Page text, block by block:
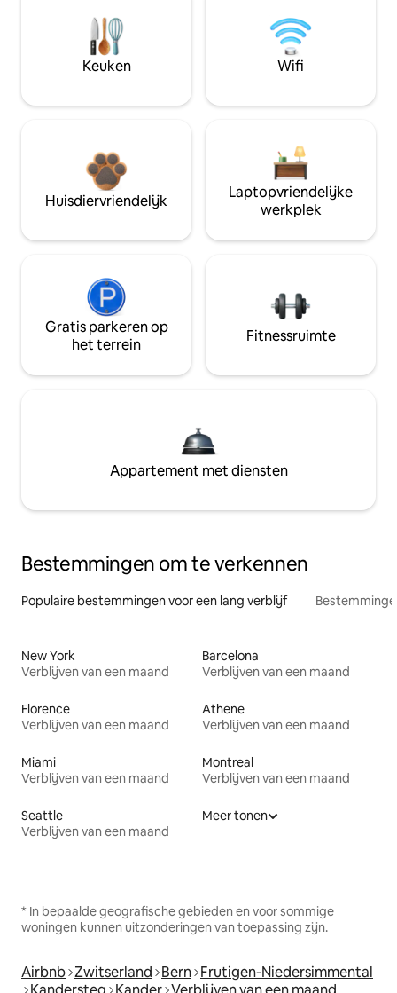
Keuken Wifi
Huisdiervriendelijk
Laptopvriendelijke
werkplek
Gratis parkeren op
het terrein
Fitnessruimte
Appartement met diensten
Bestemmingen om te verkennen
Populaire bestemmingen voor een lang verblijf
New York
Verblijven van een maand
Barcelona
Verblijven van een maand
Florence
Verblijven van een maand
Athene
Verblijven van een maand
Miami
Verblijven van een maand
Montreal
Verblijven van een maand
Seattle
Verblijven van een maand
Meer tonen
* In bepaalde geografische gebieden en voor sommige
woningen kunnen uitzonderingen van toepassing zijn.
Airbnb Zwitserland Bern Frutigen-Niedersimmental